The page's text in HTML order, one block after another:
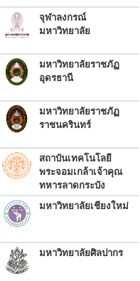
จุฬาลงกรณ์
มหาวิทยาลัย
มหาวิทยาลัยราชภัฏ
อุดรธานี
มหาวิทยาลัยราชภัฏ
ราชนครินทร์
สถาบันเทคโนโลยี
พระจอมเกล้าเจ้าคุณ
ทหารลาดกระบัง
มหาวิทยาลัยเชียงใหม่
มหาวิทยาลัยศิลปากร